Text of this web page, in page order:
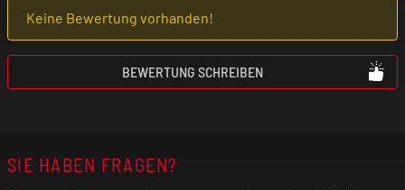
Keine Bewertung vorhanden!
BEWERTUNG SCHREIBEN
SIE HABEN FRAGEN?